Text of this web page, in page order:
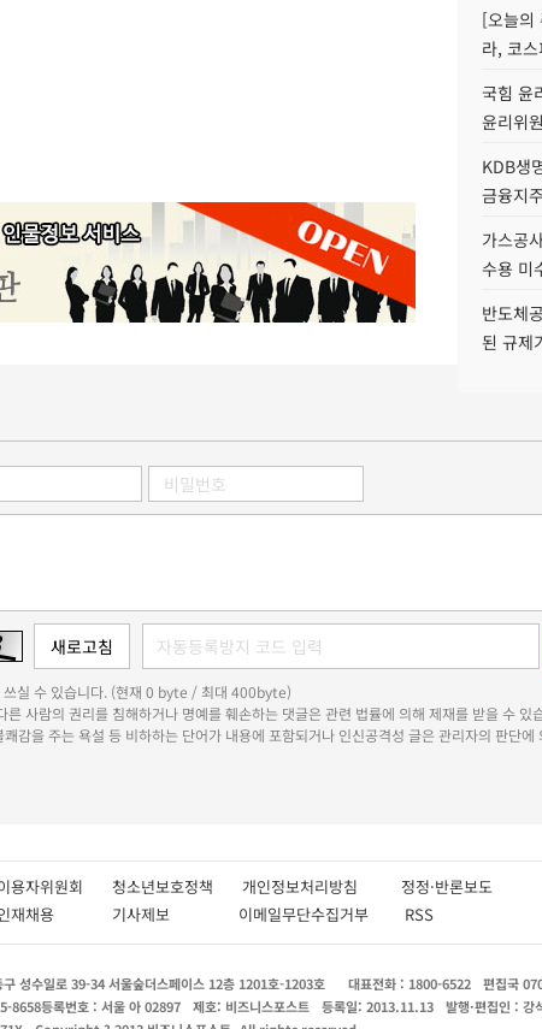
[오늘의
라, 코
국힘 윤
윤리위
KDB생
금융지
가스공
수용 미
반도체
된 규제
쓰실 수 있습니다. (현재 0 byte / 최대 400byte)
른 사람의 권리를 침해하거나 명예를 훼손하는 댓글은 관련 법률에 의해 제재를 받을 수 있
감을 주는 욕설 등 비하하는 단어가 내용에 포함되거나 인신공격성 글은 관리자의 판단에
용자위원회 청소년보호정책 개인정보처리방침 정정·반론보도
재채용 기사제보 이메일무단수집거부 RSS
구 성수일로 39-34 서울숲더스페이스 12층 1201호-1203호 대표전화 : 1800-6522 편집국
8658등록번호 : 서울 아 02897 제호: 비즈니스포스트 등록일: 2013.11.13 발행·편집인 : 강